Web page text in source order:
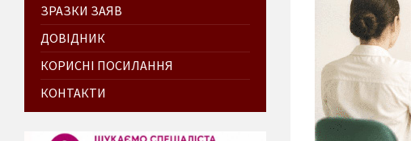
ЗРАЗКИ ЗАЯВ
ДОВІДНИК
КОРИСНІ ПОСИЛАННЯ
КОНТАКТИ